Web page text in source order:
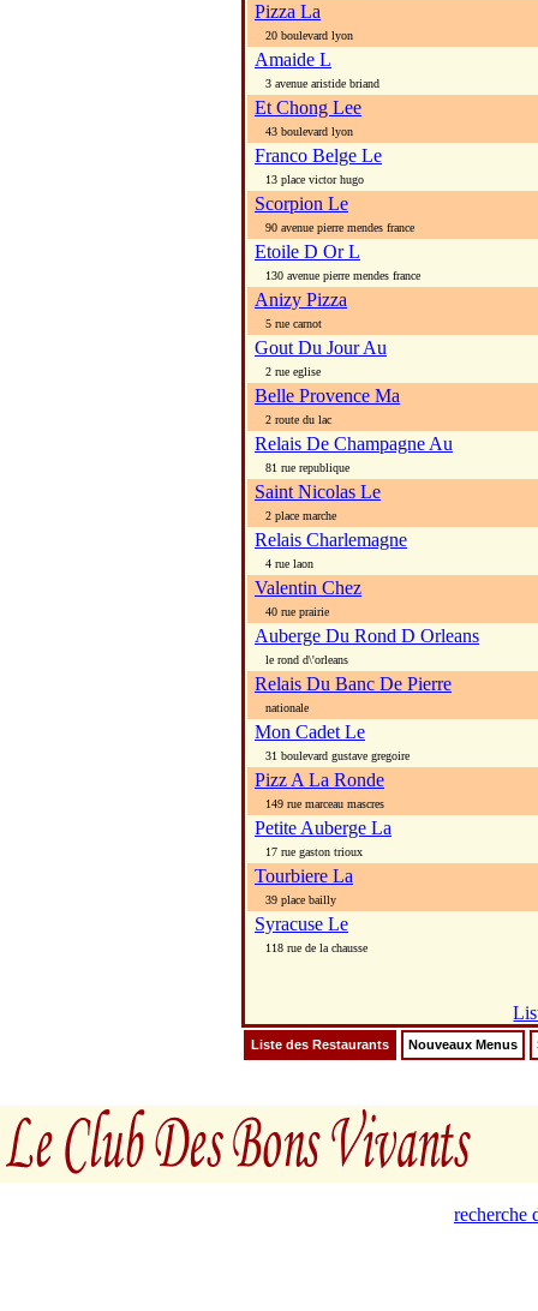
Pizza La
20 boulevard lyon
Amaide L
3 avenue aristide briand
Et Chong Lee
43 boulevard lyon
Franco Belge Le
13 place victor hugo
Scorpion Le
90 avenue pierre mendes france
Etoile D Or L
130 avenue pierre mendes france
Anizy Pizza
5 rue carnot
Gout Du Jour Au
2 rue eglise
Belle Provence Ma
2 route du lac
Relais De Champagne Au
81 rue republique
Saint Nicolas Le
2 place marche
Relais Charlemagne
4 rue laon
Valentin Chez
40 rue prairie
Auberge Du Rond D Orleans
le rond d\'orleans
Relais Du Banc De Pierre
nationale
Mon Cadet Le
31 boulevard gustave gregoire
Pizz A La Ronde
149 rue marceau mascres
Petite Auberge La
17 rue gaston trioux
Tourbiere La
39 place bailly
Syracuse Le
118 rue de la chausse
Liste des Restaurants Nouveaux Menus
recherche